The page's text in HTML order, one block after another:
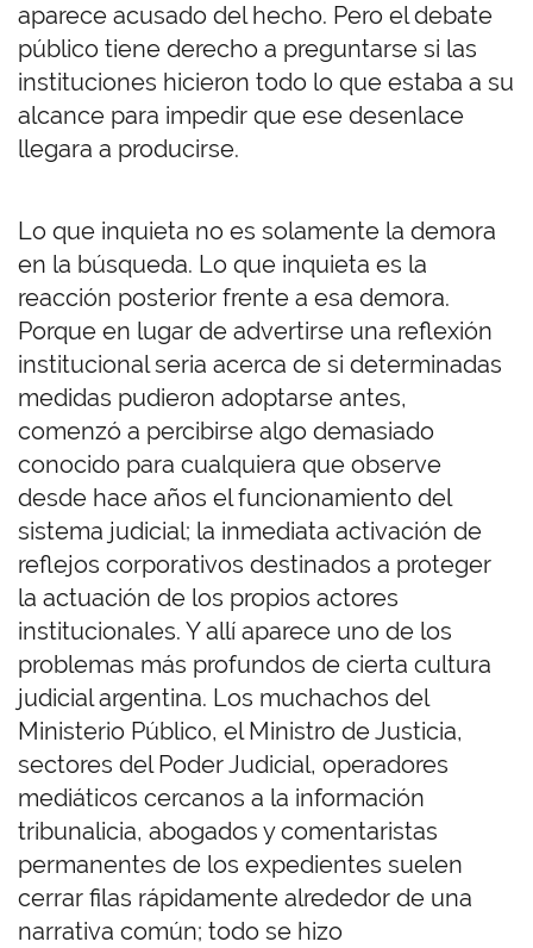
aparece acusado del hecho. Pero el debate
público tiene derecho a preguntarse si las
instituciones hicieron todo lo que estaba a su
alcance para impedir que ese desenlace
llegara a producirse.
Lo que inquieta no es solamente la demora
en la búsqueda. Lo que inquieta es la
reacción posterior frente a esa demora.
Porque en lugar de advertirse una reflexión
institucional seria acerca de si determinadas
medidas pudieron adoptarse antes,
comenzó a percibirse algo demasiado
conocido para cualquiera que observe
desde hace años el funcionamiento del
sistema judicial; la inmediata activación de
reflejos corporativos destinados a proteger
la actuación de los propios actores
institucionales. Y allí aparece uno de los
problemas más profundos de cierta cultura
judicial argentina. Los muchachos del
Ministerio Público, el Ministro de Justicia,
sectores del Poder Judicial, operadores
mediáticos cercanos a la información
tribunalicia, abogados y comentaristas
permanentes de los expedientes suelen
cerrar filas rápidamente alrededor de una
narrativa común; todo se hizo